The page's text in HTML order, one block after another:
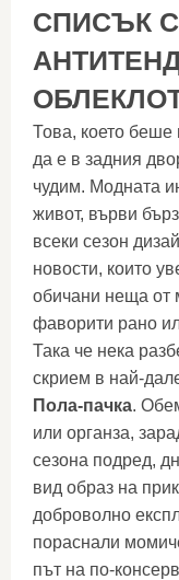
СПИСЪК
Това, което беше
да е в задния
чудим. Модната
живот, върви
всеки сезон
новости, които
обичани неща от
фаворити рано
Така че нека
скрием в най-
Пола-пачка.
или органза,
сезона подред,
вид образ на
доброволно
пораснали
път на по-